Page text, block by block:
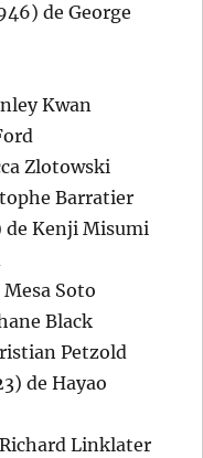
de George
Kwan
Zlotowski
Barratier
de Kenji Misumi
Soto
Black
Petzold
de Hayao
Linklater